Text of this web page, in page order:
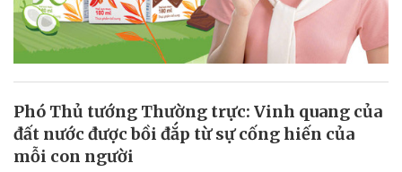
Phó Thủ tướng Thường trực: Vinh quang của
đất nước được bồi đắp từ sự cống hiến của
mỗi con người